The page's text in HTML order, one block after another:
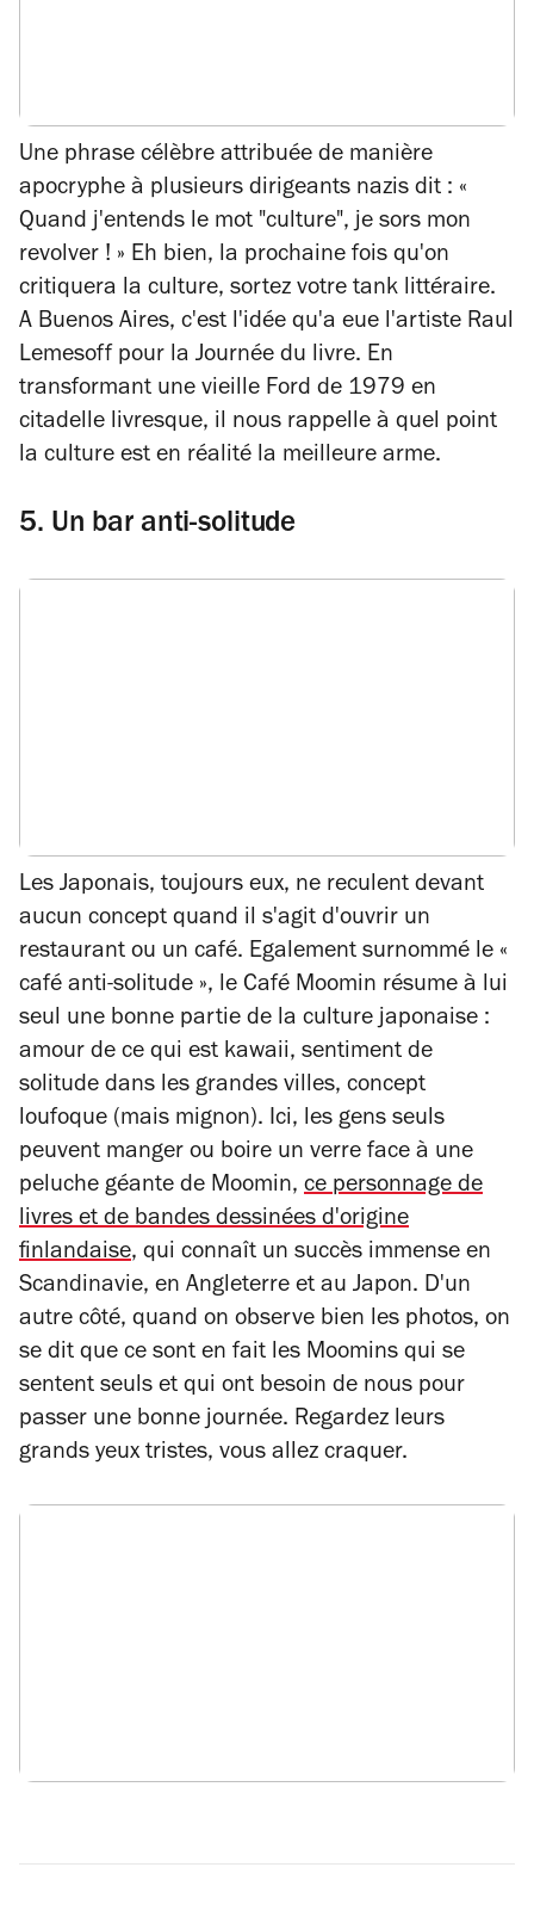
Une phrase célèbre attribuée de manière
apocryphe à plusieurs dirigeants nazis dit : «
Quand j'entends le mot "culture", je sors mon
revolver ! » Eh bien, la prochaine fois qu'on
critiquera la culture, sortez votre tank littéraire.
A Buenos Aires, c'est l'idée qu'a eue l'artiste Raul
Lemesoff pour la Journée du livre. En
transformant une vieille Ford de 1979 en
citadelle livresque, il nous rappelle à quel point
la culture est en réalité la meilleure arme.
5. Un bar anti-solitude
Les Japonais, toujours eux, ne reculent devant
aucun concept quand il s'agit d'ouvrir un
restaurant ou un café. Egalement surnommé le «
café anti-solitude », le Café Moomin résume à lui
seul une bonne partie de la culture japonaise :
amour de ce qui est kawaii, sentiment de
solitude dans les grandes villes, concept
loufoque (mais mignon). Ici, les gens seuls
peuvent manger ou boire un verre face à une
peluche géante de Moomin, ce personnage de
livres et de bandes dessinées d'origine
finlandaise, qui connaît un succès immense en
Scandinavie, en Angleterre et au Japon. D'un
autre côté, quand on observe bien les photos, on
se dit que ce sont en fait les Moomins qui se
sentent seuls et qui ont besoin de nous pour
passer une bonne journée. Regardez leurs
grands yeux tristes, vous allez craquer.